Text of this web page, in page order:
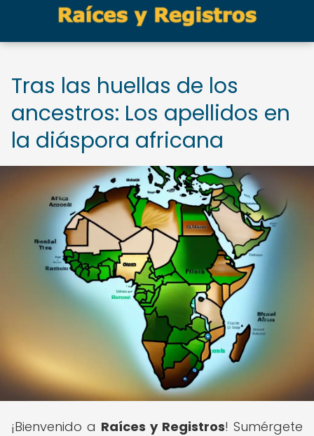
Tras las huellas de los
ancestros: Los apellidos en
la diáspora africana
¡Bienvenido a Raíces y Registros! Sumérgete